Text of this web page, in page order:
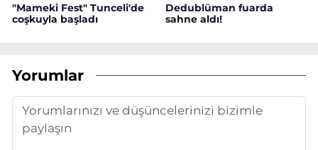
"Mameki Fest" Tunceli'de
coşkuyla başladı
Dedublüman fuarda
sahne aldı!
Yorumlar